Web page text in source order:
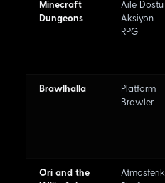
Minecraft
Dungeons
Aile Dostu
Aksiyon
RPG
Brawlhalla
Platform
Brawler
Ori and the
Atmosferik